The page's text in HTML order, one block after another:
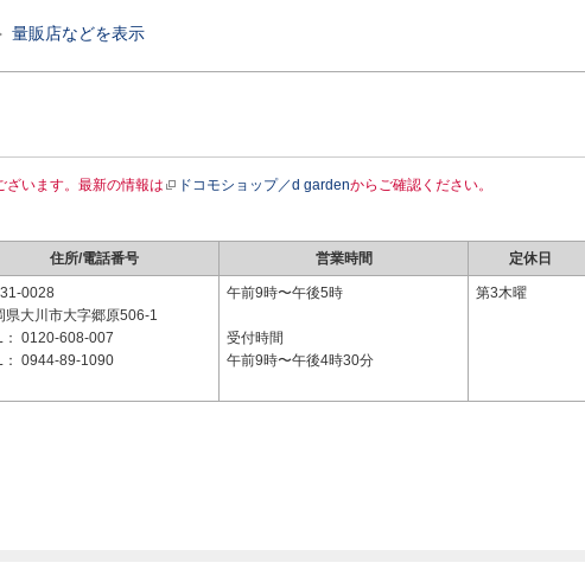
量販店などを表示
ざいます。最新の情報は ドコモショップ／d gardenからご確認ください。
住所/電話番号 営業時間 定休日
0028
県大川市大字郷原506-1
0120-608-007
0944-89-1090
午前9時〜午後5時
受付時間
午前9時〜午後4時30分
第3木曜